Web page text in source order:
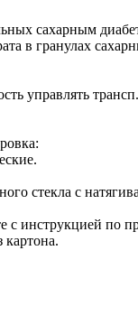
сахарным
в гранулах
управлять
стекла с
с инструкцией по